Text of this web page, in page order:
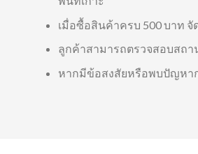
เมื่อซื้อสินค้าครบ 500 บาท
ลูกค้าสามารถตรวจสอบสถา
หากมีข้อสงสัยหรือพบปัญหาก